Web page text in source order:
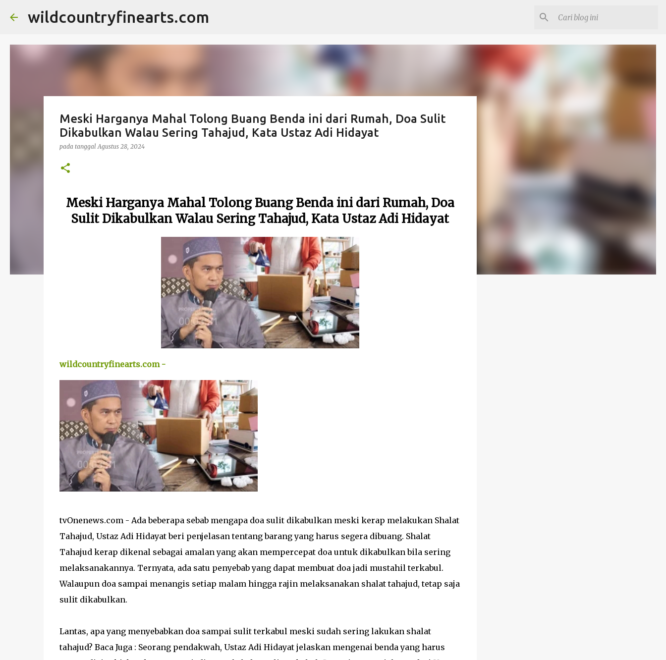
wildcountryfinearts.com
Meski Harganya Mahal Tolong Buang Benda ini dari Rumah, Doa Sulit
Dikabulkan Walau Sering Tahajud, Kata Ustaz Adi Hidayat
pada tanggalAgustus 28, 2024
Meski Harganya Mahal Tolong Buang Benda ini dari Rumah, Doa
Sulit Dikabulkan Walau Sering Tahajud, Kata Ustaz Adi Hidayat
wildcountryfinearts.com -
tvOnenews.com - Ada beberapa sebab mengapa doa sulit dikabulkan meski kerap melakukan Shalat
Tahajud, Ustaz Adi Hidayat beri penjelasan tentang barang yang harus segera dibuang. Shalat
Tahajud kerap dikenal sebagai amalan yang akan mempercepat doa untuk dikabulkan bila sering
melaksanakannya. Ternyata, ada satu penyebab yang dapat membuat doa jadi mustahil terkabul.
Walaupun doa sampai menangis setiap malam hingga rajin melaksanakan shalat tahajud, tetap saja
sulit dikabulkan.
Lantas, apa yang menyebabkan doa sampai sulit terkabul meski sudah sering lakukan shalat
tahajud? Baca Juga : Seorang pendakwah, Ustaz Adi Hidayat jelaskan mengenai benda yang harus